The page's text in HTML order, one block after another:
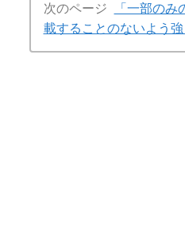
次のページ
「一部の
載することのないよう強